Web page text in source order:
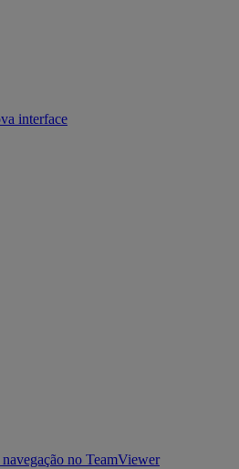
interface
navegação no TeamViewer